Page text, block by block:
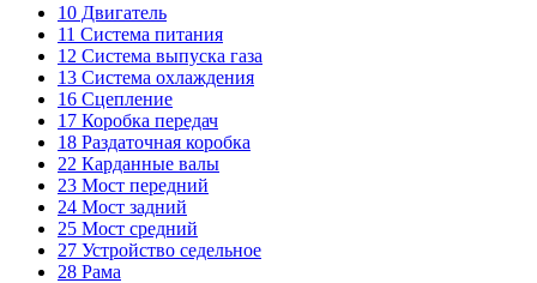
10 Двигатель
11 Система питания
12 Система выпуска газа
13 Система охлаждения
16 Сцепление
17 Коробка передач
18 Раздаточная коробка
22 Карданные валы
23 Мост передний
24 Мост задний
25 Мост средний
27 Устройство седельное
28 Рама